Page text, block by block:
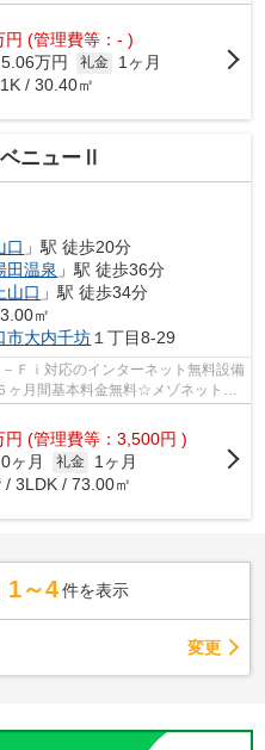
円 (管理費等：- )
5.06万円 礼金
1ヶ月
/ 30.40㎡
ニューⅡ
口 」駅 徒歩20分
田温泉 」駅 徒歩36分
上山口 」駅 徒歩34分
㎡
市大内千坊 １丁目8-29
Ｆｉ対応のインターネット無料設備
月間基本料金無料☆メゾネットタ
...
円 (管理費等：3,500円 )
0ヶ月 礼金
1ヶ月
/ 3LDK / 73.00㎡
1～4 件を表示
変更